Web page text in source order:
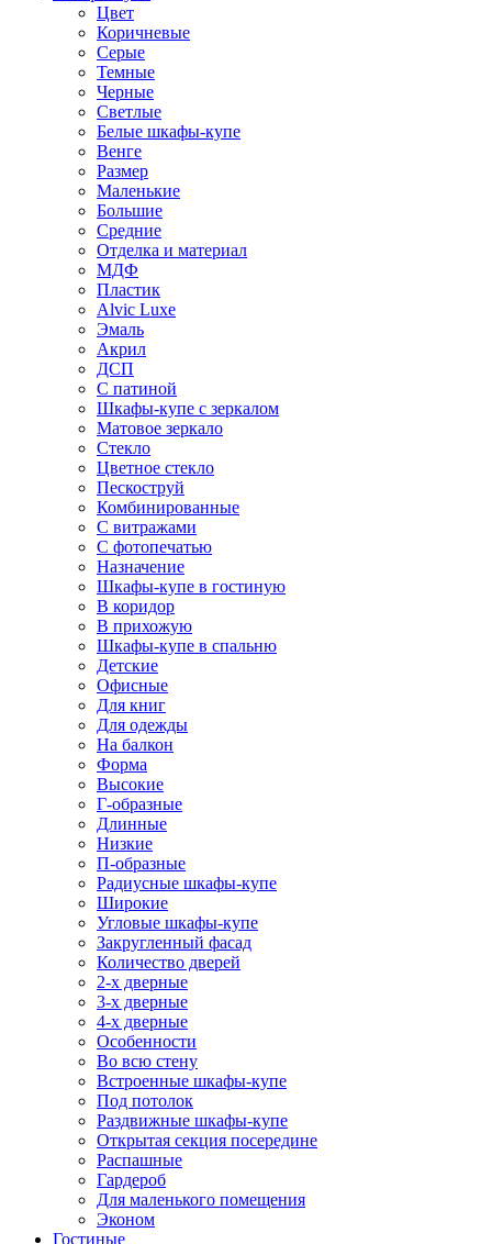
Цвет
Коричневые
Серые
Темные
Черные
Светлые
Белые шкафы-купе
Венге
Размер
Маленькие
Большие
Средние
Отделка и материал
МДФ
Пластик
Alvic Luxe
Эмаль
Акрил
ДСП
С патиной
Шкафы-купе с зеркалом
Матовое зеркало
Стекло
Цветное стекло
Пескоструй
Комбинированные
С витражами
С фотопечатью
Назначение
Шкафы-купе в гостиную
В коридор
В прихожую
Шкафы-купе в спальню
Детские
Офисные
Для книг
Для одежды
На балкон
Форма
Высокие
Г-образные
Длинные
Низкие
П-образные
Радиусные шкафы-купе
Широкие
Угловые шкафы-купе
Закругленный фасад
Количество дверей
2-х дверные
3-х дверные
4-х дверные
Особенности
Во всю стену
Встроенные шкафы-купе
Под потолок
Раздвижные шкафы-купе
Открытая секция посередине
Распашные
Гардероб
Для маленького помещения
Эконом
Гостиные